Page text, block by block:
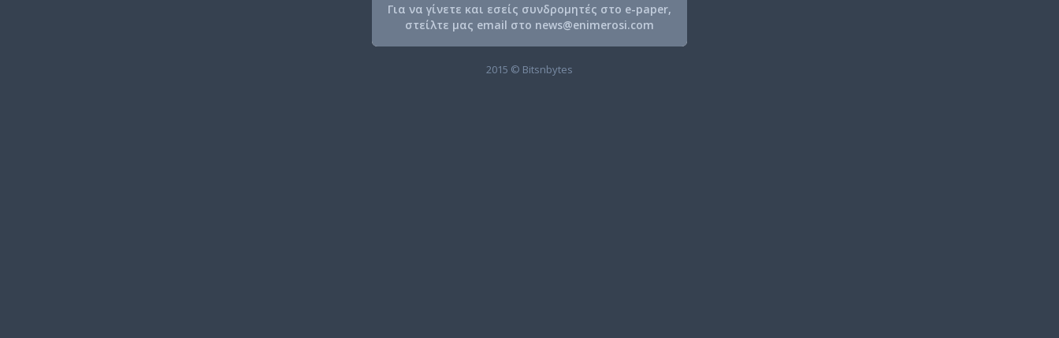
Για να γίνετε και εσείς συνδρομητές στο e-paper,
στείλτε μας email στο news@enimerosi.com
2015 © Bitsnbytes